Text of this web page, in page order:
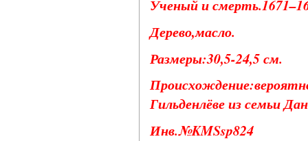
Ученый и
Дерево,масло.
Размеры:30,5-24,5 см.
Гильденлёве из семьи
Инв.№KMSsp824